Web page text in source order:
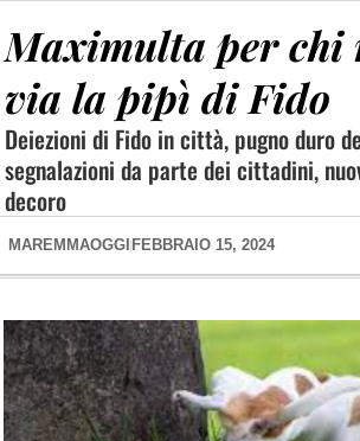
Maximulta per chi
via la pipì di Fido
Deiezioni di Fido in città, pugno duro
segnalazioni da parte dei cittadini,
decoro
MAREMMAOGGI FEBBRAIO 15, 2024